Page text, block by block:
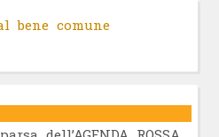
bene comune